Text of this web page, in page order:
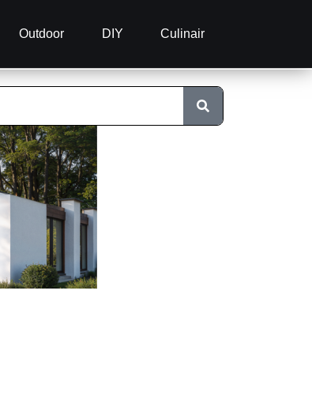
Outdoor DIY Culinair